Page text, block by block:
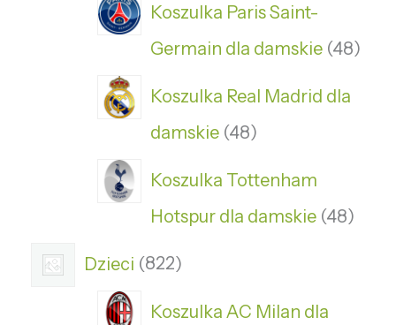
Koszulka Paris Saint-
Germain dla damskie 48
Koszulka Real Madrid dla
damskie 48
Koszulka Tottenham
Hotspur dla damskie 48
Dzieci 822
Koszulka AC Milan dla